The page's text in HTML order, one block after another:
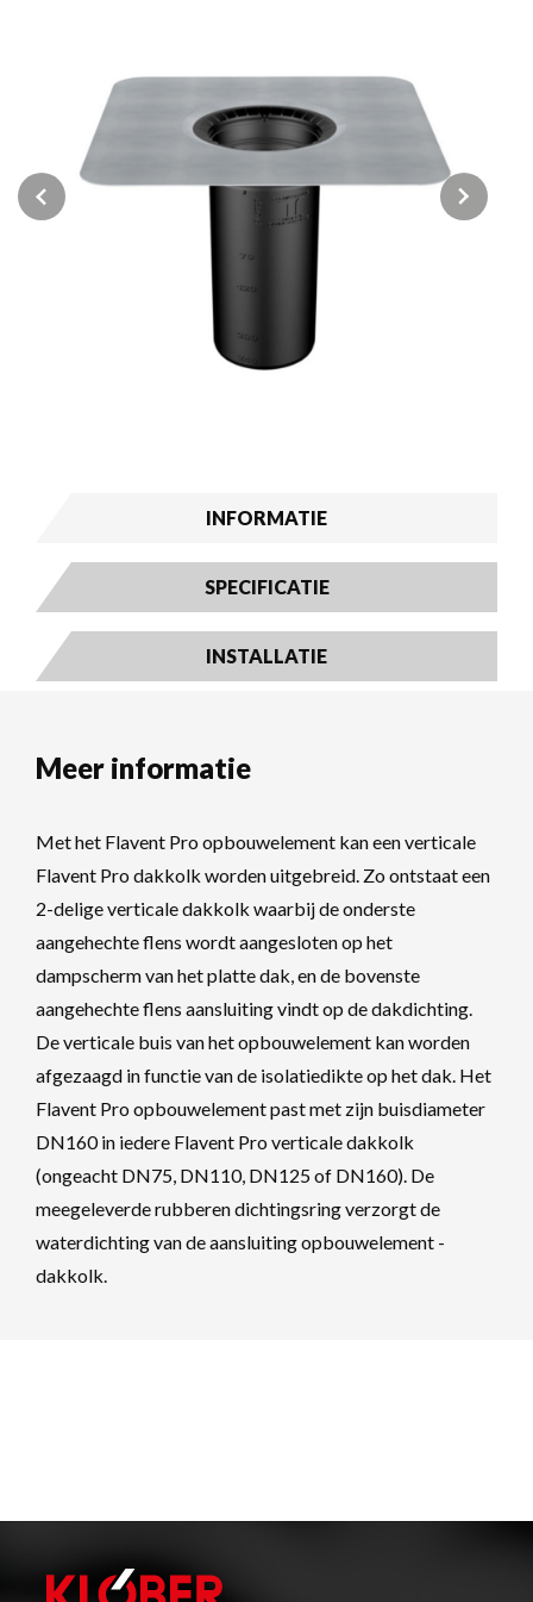
Previous Next
INFORMATIE
SPECIFICATIE
INSTALLATIE
Meer informatie
Met het Flavent Pro opbouwelement kan een verticale
Flavent Pro dakkolk worden uitgebreid. Zo ontstaat een
2-delige verticale dakkolk waarbij de onderste
aangehechte flens wordt aangesloten op het
dampscherm van het platte dak, en de bovenste
aangehechte flens aansluiting vindt op de dakdichting.
De verticale buis van het opbouwelement kan worden
afgezaagd in functie van de isolatiedikte op het dak. Het
Flavent Pro opbouwelement past met zijn buisdiameter
DN160 in iedere Flavent Pro verticale dakkolk
(ongeacht DN75, DN110, DN125 of DN160). De
meegeleverde rubberen dichtingsring verzorgt de
waterdichting van de aansluiting opbouwelement -
dakkolk.